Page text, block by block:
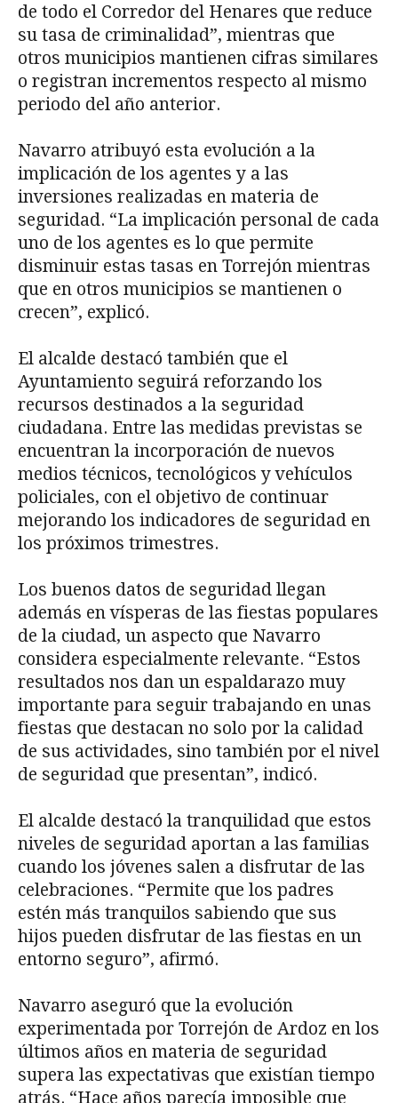
de todo el Corredor del Henares que reduce
su tasa de criminalidad”, mientras que
otros municipios mantienen cifras similares
o registran incrementos respecto al mismo
periodo del año anterior.
Navarro atribuyó esta evolución a la
implicación de los agentes y a las
inversiones realizadas en materia de
seguridad. “La implicación personal de cada
uno de los agentes es lo que permite
disminuir estas tasas en Torrejón mientras
que en otros municipios se mantienen o
crecen”, explicó.
El alcalde destacó también que el
Ayuntamiento seguirá reforzando los
recursos destinados a la seguridad
ciudadana. Entre las medidas previstas se
encuentran la incorporación de nuevos
medios técnicos, tecnológicos y vehículos
policiales, con el objetivo de continuar
mejorando los indicadores de seguridad en
los próximos trimestres.
Los buenos datos de seguridad llegan
además en vísperas de las fiestas populares
de la ciudad, un aspecto que Navarro
considera especialmente relevante. “Estos
resultados nos dan un espaldarazo muy
importante para seguir trabajando en unas
fiestas que destacan no solo por la calidad
de sus actividades, sino también por el nivel
de seguridad que presentan”, indicó.
El alcalde destacó la tranquilidad que estos
niveles de seguridad aportan a las familias
cuando los jóvenes salen a disfrutar de las
celebraciones. “Permite que los padres
estén más tranquilos sabiendo que sus
hijos pueden disfrutar de las fiestas en un
entorno seguro”, afirmó.
Navarro aseguró que la evolución
experimentada por Torrejón de Ardoz en los
últimos años en materia de seguridad
supera las expectativas que existían tiempo
atrás. “Hace años parecía imposible que